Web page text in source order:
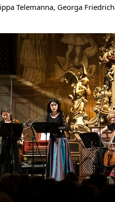
Telemanna, Georga